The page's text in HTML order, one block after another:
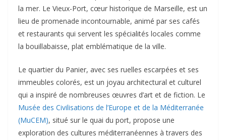
la mer. Le Vieux-Port, cœur historique de Marseille, est un
lieu de promenade incontournable, animé par ses cafés
et restaurants qui servent les spécialités locales comme
la bouillabaisse, plat emblématique de la ville.
Le quartier du Panier, avec ses ruelles escarpées et ses
immeubles colorés, est un joyau architectural et culturel
qui a inspiré de nombreuses œuvres d’art et de fiction. Le
Musée des Civilisations de l’Europe et de la Méditerranée
(MuCEM), situé sur le quai du port, propose une
exploration des cultures méditerranéennes à travers des